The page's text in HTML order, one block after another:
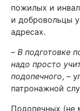
пожилых и
и добровольцы
адресах.
–В подготовке
надо просто
подопечного, –
патронажной
Подопечных (не